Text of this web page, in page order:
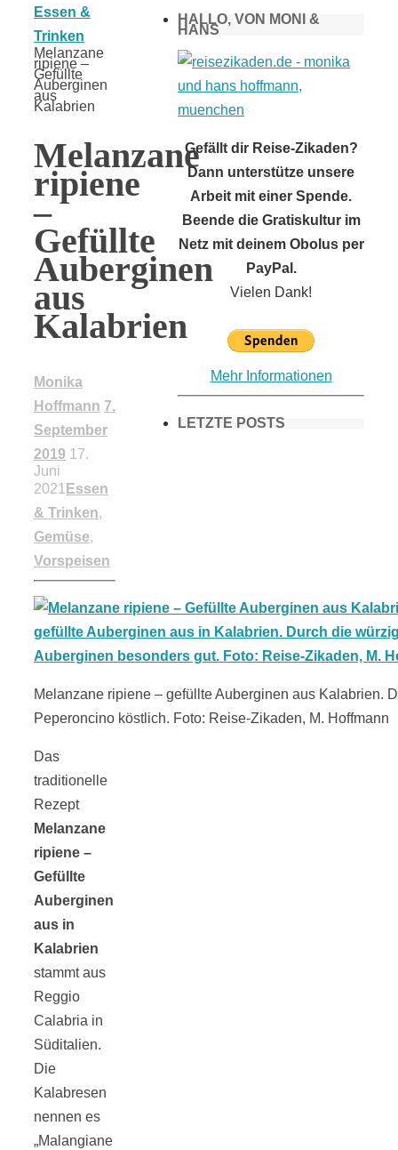
Start
Essen &
Trinken
Melanzane
ripiene –
Gefüllte
Auberginen
aus
Kalabrien
Melanzane
ripiene
–
Gefüllte
Auberginen
aus
Kalabrien
Monika
Hoffmann 7.
September
2019 17.
Juni
2021 Essen
& Trinken,
Gemüse,
Vorspeisen
Melanzane ripiene – gefüllte Auberginen aus Kalabrien.
Peperoncino köstlich. Foto: Reise-Zikaden, M. Hoffmann
Das
traditionelle
Rezept
Melanzane
ripiene –
Gefüllte
Auberginen
aus in
Kalabrien
stammt aus
Reggio
Calabria in
Süditalien.
Die
Kalabresen
nennen es
„Malangiane
HALLO, VON MONI &
HANS
Gefällt dir Reise-Zikaden?
Dann unterstütze unsere
Arbeit mit einer Spende.
Beende die Gratiskultur im
Netz mit deinem Obolus per
PayPal.
Vielen Dank!
Mehr Informationen
LETZTE POSTS
Umgebung:
18 Lieblings-
Ausflugsziele